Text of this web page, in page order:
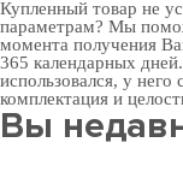
Купленный товар не
параметрам? Мы
момента получения
365 календарных
использовался, у
комплектация и
Вы